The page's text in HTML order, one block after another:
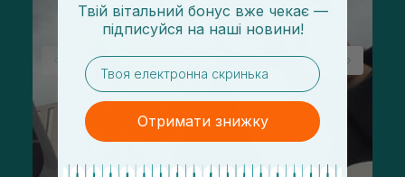
Твій вітальний бонус вже чекає —
підписуйся на наші новини!
email
Отримати знижку